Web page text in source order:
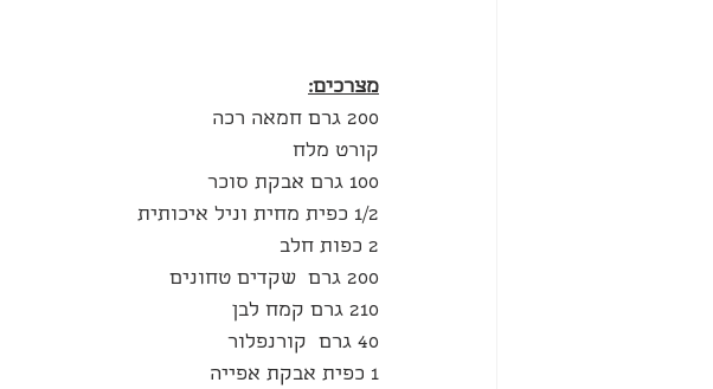
מצרכים:
200 גרם חמאה רכה
קורט מלח
100 גרם אבקת סוכר
1/2 כפית מחית וניל איכותית
2 כפות חלב
200 גרם  שקדים טחונים
210 גרם קמח לבן
40 גרם  קורנפלור
1 כפית אבקת אפייה